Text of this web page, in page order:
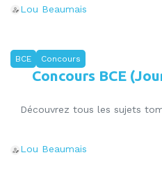
Lou Beaumais
BCE Concours
Concours BCE
Découvrez tous les sujets
Lou Beaumais